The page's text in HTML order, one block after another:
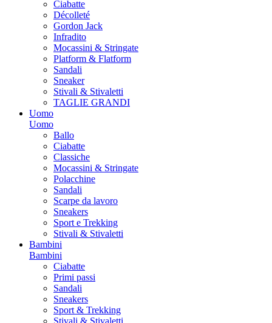
Ciabatte
Décolleté
Gordon Jack
Infradito
Mocassini & Stringate
Platform & Flatform
Sandali
Sneaker
Stivali & Stivaletti
TAGLIE GRANDI
Uomo
Uomo
Ballo
Ciabatte
Classiche
Mocassini & Stringate
Polacchine
Sandali
Scarpe da lavoro
Sneakers
Sport e Trekking
Stivali & Stivaletti
Bambini
Bambini
Ciabatte
Primi passi
Sandali
Sneakers
Sport & Trekking
Stivali & Stivaletti